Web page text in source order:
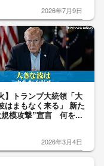
2026年7月9日
】トランプ大統領「大
はまもなく来る」 新た
規模攻撃”宣言 何を...
2026年3月4日